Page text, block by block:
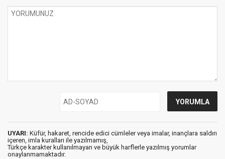
UYARI: Küfür, hakaret, rencide edici cümleler veya imalar, inançlara saldırı
içeren, imla kuralları ile yazılmamış,
Türkçe karakter kullanılmayan ve büyük harflerle yazılmış yorumlar
onaylanmamaktadır.